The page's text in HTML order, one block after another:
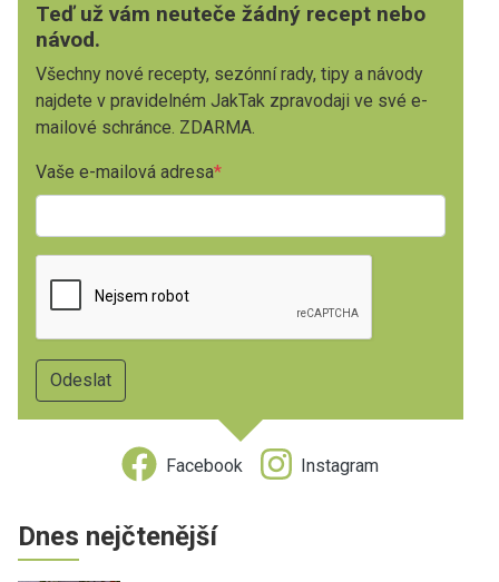
Teď už vám neuteče žádný recept nebo
návod.
Všechny nové recepty, sezónní rady, tipy a návody
najdete v pravidelném JakTak zpravodaji ve své e-
mailové schránce. ZDARMA.
Vaše e-mailová adresa
Facebook Instagram
Dnes nejčtenější